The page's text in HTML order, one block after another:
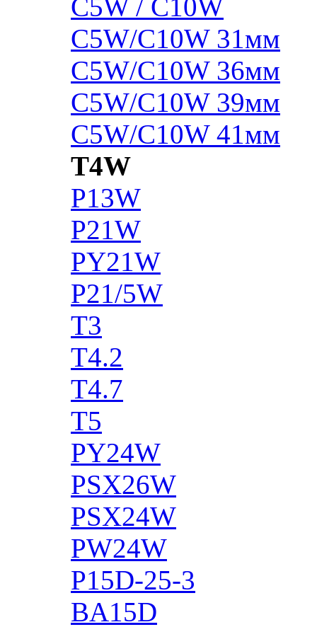
C5W / C10W
C5W/C10W 31мм
C5W/C10W 36мм
C5W/C10W 39мм
C5W/C10W 41мм
T4W
P13W
P21W
PY21W
P21/5W
T3
T4.2
T4.7
T5
PY24W
PSX26W
PSX24W
PW24W
P15D-25-3
BA15D